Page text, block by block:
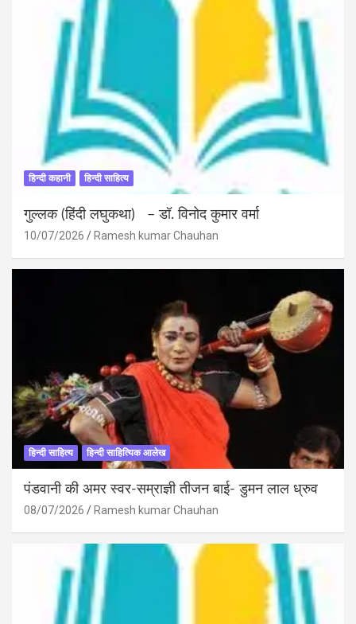
हिन्दी कहानी हिन्दी साहित्य
गुल्लक (हिंदी लघुकथा) – डॉ. विनोद कुमार वर्मा
10/07/2026 Ramesh kumar Chauhan
हिन्दी साहित्य हिन्दी साहित्यिक आलेख
पंडवानी की अमर स्वर-सम्राज्ञी तीजन बाई- डुमन लाल ध्रुव
08/07/2026 Ramesh kumar Chauhan